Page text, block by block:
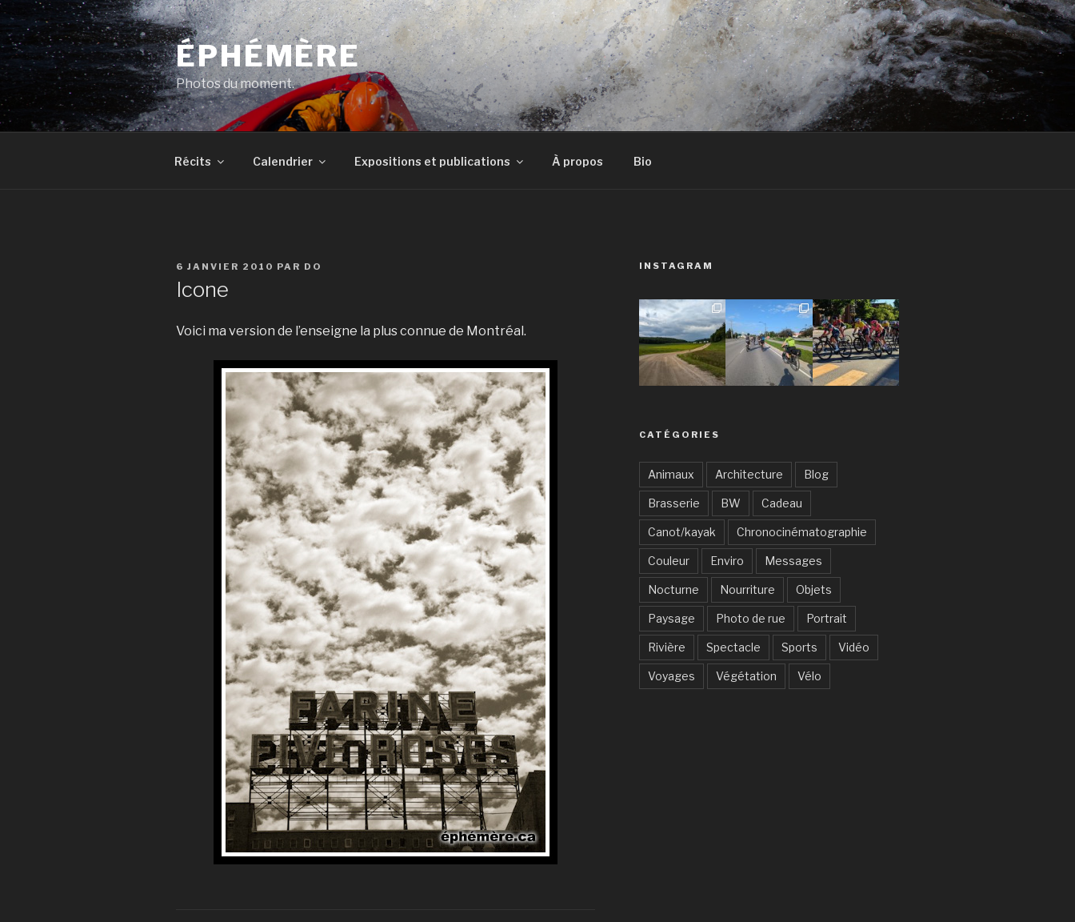
Aller
au
contenu
principal
ÉPHÉMÈRE
Photos du moment.
Récits Calendrier Expositions et publications À propos Bio
PUBLIÉ
6 JANVIER 2010 PAR DO
Icone
Voici ma version de l’enseigne la plus connue de Montréal.
INSTAGRAM
CATÉGORIES
Animaux Architecture Blog
Brasserie BW Cadeau
Canot/kayak Chronocinématographie
Couleur Enviro Messages
Nocturne Nourriture Objets
Paysage Photo de rue Portrait
Rivière Spectacle Sports Vidéo
Voyages Végétation Vélo